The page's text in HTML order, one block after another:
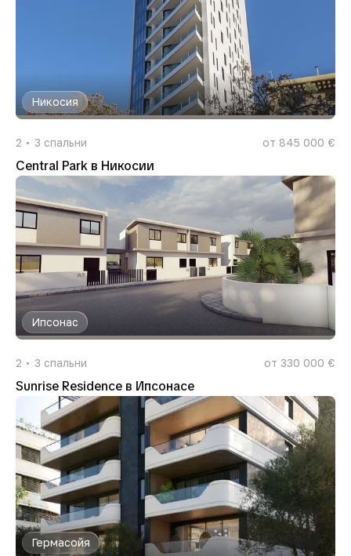
Никосия
2 3 спальни от 845 000 €
Central Park в Никосии
Ипсонас
2 3 спальни от 330 000 €
Sunrise Residence в Ипсонасе
Гермасойя